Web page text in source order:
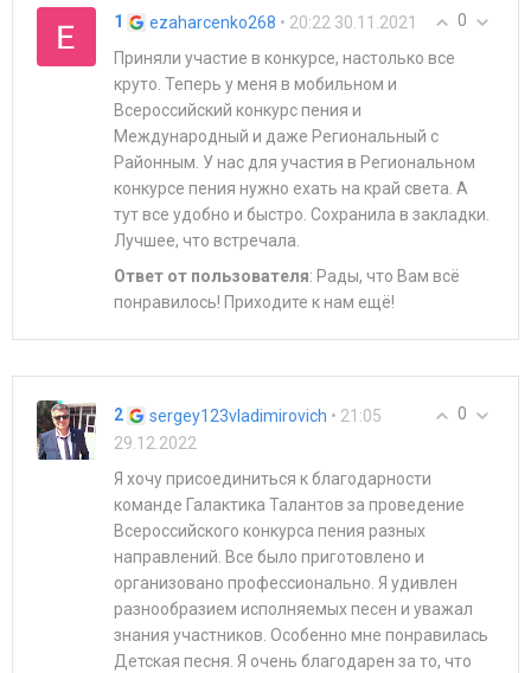
0
1 ezaharcenko268 • 20:22 30.11.2021
Приняли участие в конкурсе, настолько все
круто. Теперь у меня в мобильном и
Всероссийский конкурс пения и
Международный и даже Региональный с
Районным. У нас для участия в Региональном
конкурсе пения нужно ехать на край света. А
тут все удобно и быстро. Сохранила в закладки.
Лучшее, что встречала.
Ответ от пользователя: Рады, что Вам всё
понравилось! Приходите к нам ещё!
0
2 sergey123vladimirovich • 21:05
29.12.2022
Я хочу присоединиться к благодарности
команде Галактика Талантов за проведение
Всероссийского конкурса пения разных
направлений. Все было приготовлено и
организовано профессионально. Я удивлен
разнообразием исполняемых песен и уважал
знания участников. Особенно мне понравилась
Детская песня. Я очень благодарен за то, что